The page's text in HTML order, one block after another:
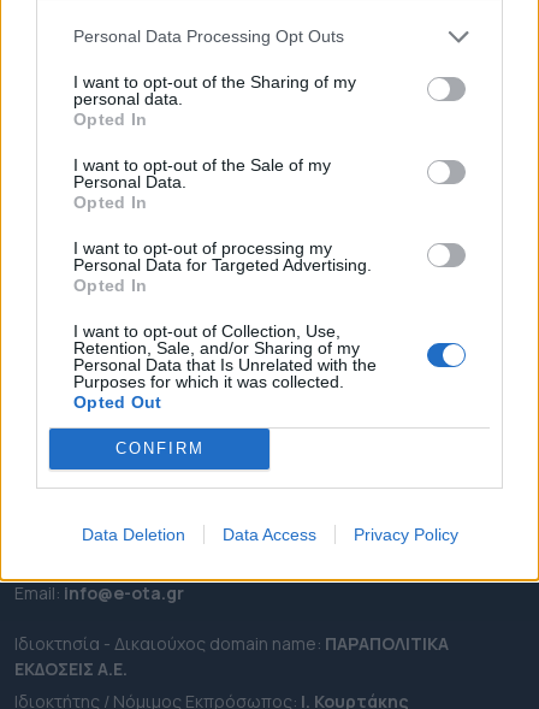
Personal Data Processing Opt Outs
I want to opt-out of the Sharing of my
personal data.
Opted In
I want to opt-out of the Sale of my
Personal Data.
Opted In
I want to opt-out of processing my
Personal Data for Targeted Advertising.
Opted In
I want to opt-out of Collection, Use,
Retention, Sale, and/or Sharing of my
Personal Data that Is Unrelated with the
Purposes for which it was collected.
Opted Out
CONFIRM
Data Deletion Data Access Privacy Policy
ΡΟΗ ΕΙΔΗΣΕΩΝ
ΕΠΙΚΑΙΡΟΤΗΤΑ
ΠΕΡΙΦΕΡΕΙΕΣ
OTA LEAKS
ΣΥΝΕΝΤΕΥΞΕΙΣ
ΑΠΟΨΕΙΣ
ΠΡΟΣΛΗΨΕΙΣ
e-ota.gr | Ταυτότητα
Καλλιθέα Αττικής
Εmail: info@e-ota.gr
Ιδιοκτησία - Δικαιούχος domain name: ΠΑΡΑΠΟΛΙΤΙΚΑ
ΕΚΔΟΣΕΙΣ A.E.
Ιδιοκτήτης / Νόμιμος Εκπρόσωπος: Ι. Κουρτάκης